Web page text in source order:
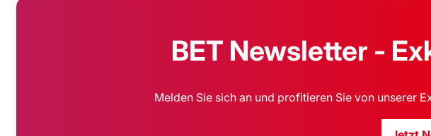
BET Newsletter -
Melden Sie sich an und profitieren Sie von unserer